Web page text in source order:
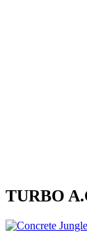
TURBO